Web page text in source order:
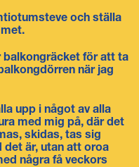
och ställa
balkongräcket för att ta
när jag
upp i något av alla
med mig på, där det
skidas, tas sig
det är, utan att oroa
några få veckors